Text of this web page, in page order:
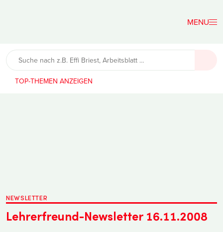
Lehrerfreund
TOP-THEMEN
NEWSLETTER
Lehrerfreund-Newsletter 16.11.2008